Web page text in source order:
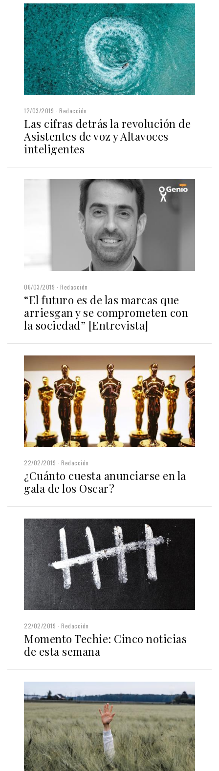
12/03/2019 Redacción
Las cifras detrás la revolución de
Asistentes de voz y Altavoces
inteligentes
06/03/2019 Redacción
“El futuro es de las marcas que
arriesgan y se comprometen con
la sociedad” [Entrevista]
22/02/2019 Redacción
¿Cuánto cuesta anunciarse en la
gala de los Oscar?
22/02/2019 Redacción
Momento Techie: Cinco noticias
de esta semana